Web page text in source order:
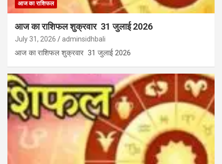
आज का राशिफल
आज का राशिफल शुक्रवार 31 जुलाई 2026
July 31, 2026 adminsidhbali
आज का राशिफल शुक्रवार 31 जुलाई 2026